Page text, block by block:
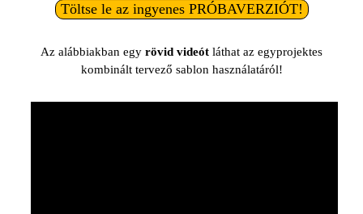
Töltse le az ingyenes PRÓBAVERZIÓT!
Az alábbiakban egy rövid videót láthat az egyprojektes
kombinált tervező sablon használatáról!